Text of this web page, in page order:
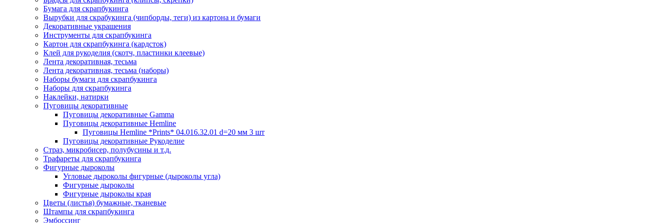
Бумага для скрапбукинга
Вырубки для скрабукинга (чипборды, теги) из картона и бумаги
Декоративные украшения
Инструменты для скрапбукинга
Картон для скрапбукинга (кардсток)
Клей для рукоделия (скотч, пластинки клеевые)
Лента декоративная, тесьма
Лента декоративная, тесьма (наборы)
Наборы бумаги для скрапбукинга
Наборы для скрапбукинга
Наклейки, натирки
Пуговицы декоративные
Пуговицы декоративные Gamma
Пуговицы декоративные Hemline
Пуговицы Hemline *Prints* 04.016.32.01 d=20 мм 3 шт
Пуговицы декоративные Рукоделие
Страз, микробисер, полубусины и т.д.
Трафареты для скрапбукинга
Фигурные дыроколы
Угловые дыроколы фигурные (дыроколы угла)
Фигурные дыроколы
Фигурные дыроколы края
Цветы (листья) бумажные, тканевые
Штампы для скрапбукинга
Эмбоссинг